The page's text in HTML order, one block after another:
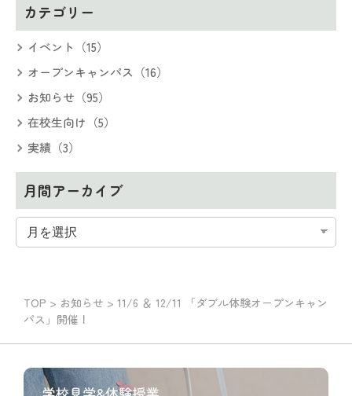
カテゴリー
イベント（15）
オープンキャンパス（16）
お知らせ（95）
在校生向け（5）
実績（3）
月間アーカイブ
TOP > お知らせ > 11/6 ＆ 12/11 「ダブル体験オープンキャン
パス」開催！